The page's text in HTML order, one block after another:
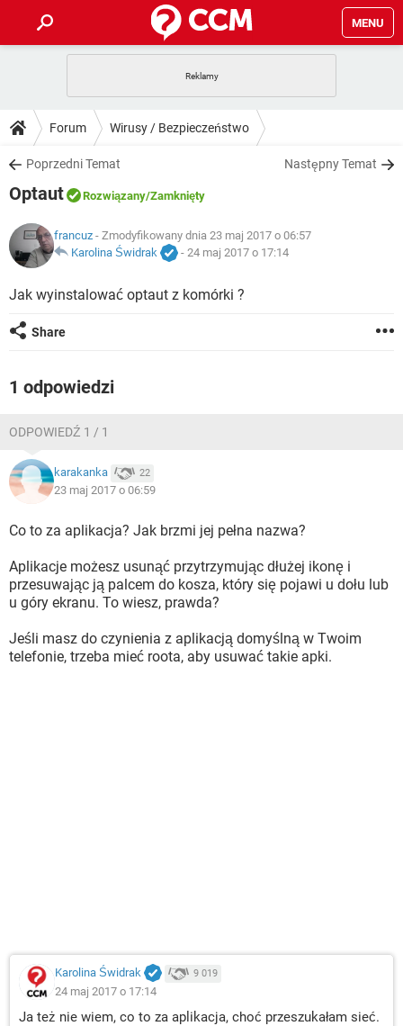
MENU
GRY WHATSAPP
SPOTIFY
INSTAGRAM
WINDOWS 10
PORADY
PlayStation
INSTAGRAM FACEBOOK
WINDOWS 10
DO POBRANIA
ANDROID
GRY
IOS NETFLIX
INSTAGRAM FACEBOOK
FORUM
COVID-19 TIKTOK
GRY
SPOTIFY NETFLIX
INSTAGRAM
ARTYKUŁY
COVID-19 TIKTOK
INSTAGRAM
Forum Wirusy / Bezpieczeństwo
Poprzedni Temat Następny Temat
Optaut Rozwiązany/Zamknięty
francuz - Zmodyfikowany dnia 23 maj 2017 o 06:57
Karolina Świdrak
- 24 maj 2017 o 17:14
Jak wyinstalować optaut z komórki ?
Share
1 odpowiedzi
ODPOWIEDŹ 1 / 1
karakanka 22
23 maj 2017 o 06:59
Co to za aplikacja? Jak brzmi jej pełna nazwa?
Aplikacje możesz usunąć przytrzymując dłużej ikonę i
przesuwając ją palcem do kosza, który się pojawi u dołu lub
u góry ekranu. To wiesz, prawda?
Jeśli masz do czynienia z aplikacją domyślną w Twoim
telefonie, trzeba mieć roota, aby usuwać takie apki.
Karolina Świdrak 9 019
24 maj 2017 o 17:14
Ja też nie wiem, co to za aplikacja, choć przeszukałam sieć.